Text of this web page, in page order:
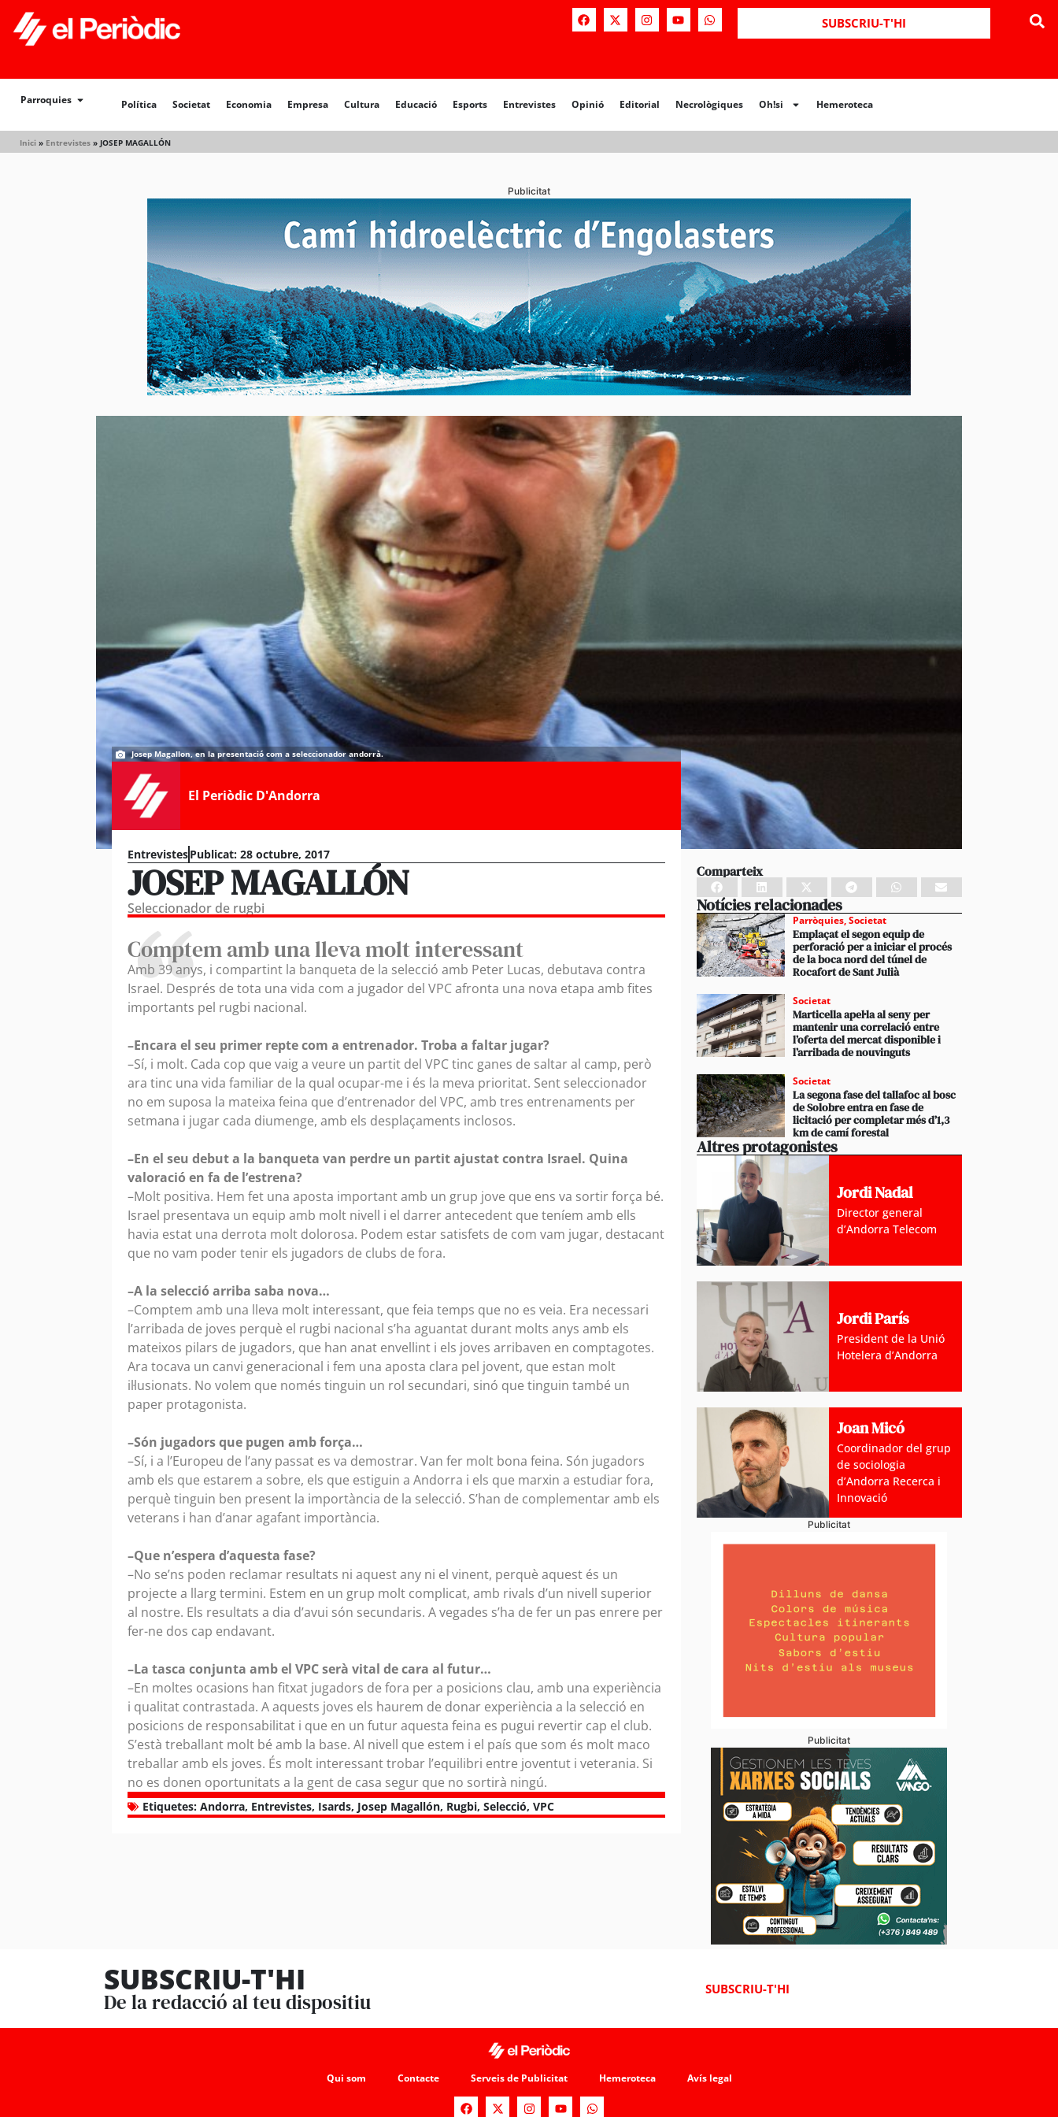
SUBSCRIU-T'HI
Parroquies Política Societat Economia Empresa Cultura Educació Esports Entrevistes Opinió Editorial Necrològiques Oh!si Hemeroteca
Inici » Entrevistes » JOSEP MAGALLÓN
Política Societat Opinió Editorial Necrològiques Hemeroteca
Publicitat
Josep Magallon, en la presentació com a seleccionador andorrà.
El Periòdic D'Andorra
EntrevistesPublicat: 28 octubre, 2017
JOSEP MAGALLÓN
Seleccionador de rugbi
Comptem amb una lleva molt interessant
Amb 39 anys, i compartint la banqueta de la selecció amb Peter Lucas, debutava contra
Israel. Després de tota una vida com a jugador del VPC afronta una nova etapa amb fites
importants pel rugbi nacional.
–Encara el seu primer repte com a entrenador. Troba a faltar jugar?
–Sí, i molt. Cada cop que vaig a veure un partit del VPC tinc ganes de saltar al camp, però
ara tinc una vida familiar de la qual ocupar-me i és la meva prioritat. Sent seleccionador
no em suposa la mateixa feina que d’entrenador del VPC, amb tres entrenaments per
setmana i jugar cada diumenge, amb els desplaçaments inclosos.
–En el seu debut a la banqueta van perdre un partit ajustat contra Israel. Quina
valoració en fa de l’estrena?
–Molt positiva. Hem fet una aposta important amb un grup jove que ens va sortir força bé.
Israel presentava un equip amb molt nivell i el darrer antecedent que teníem amb ells
havia estat una derrota molt dolorosa. Podem estar satisfets de com vam jugar, destacant
que no vam poder tenir els jugadors de clubs de fora.
–A la selecció arriba saba nova…
–Comptem amb una lleva molt interessant, que feia temps que no es veia. Era necessari
l’arribada de joves perquè el rugbi nacional s’ha aguantat durant molts anys amb els
mateixos pilars de jugadors, que han anat envellint i els joves arribaven en comptagotes.
Ara tocava un canvi generacional i fem una aposta clara pel jovent, que estan molt
il·lusionats. No volem que només tinguin un rol secundari, sinó que tinguin també un
paper protagonista.
–Són jugadors que pugen amb força…
–Sí, i a l’Europeu de l’any passat es va demostrar. Van fer molt bona feina. Són jugadors
amb els que estarem a sobre, els que estiguin a Andorra i els que marxin a estudiar fora,
perquè tinguin ben present la importància de la selecció. S’han de complementar amb els
veterans i han d’anar agafant importància.
–Que n’espera d’aquesta fase?
–No se’ns poden reclamar resultats ni aquest any ni el vinent, perquè aquest és un
projecte a llarg termini. Estem en un grup molt complicat, amb rivals d’un nivell superior
al nostre. Els resultats a dia d’avui són secundaris. A vegades s’ha de fer un pas enrere per
fer-ne dos cap endavant.
–La tasca conjunta amb el VPC serà vital de cara al futur…
–En moltes ocasions han fitxat jugadors de fora per a posicions clau, amb una experiència
i qualitat contrastada. A aquests joves els haurem de donar experiència a la selecció en
posicions de responsabilitat i que en un futur aquesta feina es pugui revertir cap el club.
S’està treballant molt bé amb la base. Al nivell que estem i el país que som és molt maco
treballar amb els joves. És molt interessant trobar l’equilibri entre joventut i veterania. Si
no es donen oportunitats a la gent de casa segur que no sortirà ningú.
Etiquetes: Andorra, Entrevistes, Isards, Josep Magallón, Rugbi, Selecció, VPC
Comparteix
Notícies relacionades
Parròquies,Societat
Emplaçat el segon equip de
perforació per a iniciar el procés
de la boca nord del túnel de
Rocafort de Sant Julià
Societat
Marticella apel·la al seny per
mantenir una correlació entre
l’oferta del mercat disponible i
l’arribada de nouvinguts
Societat
La segona fase del tallafoc al bosc
de Solobre entra en fase de
licitació per completar més d’1,3
km de camí forestal
Altres protagonistes
Jordi Nadal
Director general
d’Andorra Telecom
Jordi París
President de la Unió
Hotelera d’Andorra
Joan Micó
Coordinador del grup
de sociologia
d’Andorra Recerca i
Innovació
Publicitat
Publicitat
SUBSCRIU-T'HI
De la redacció al teu dispositiu
SUBSCRIU-T'HI
Qui som Contacte Serveis de Publicitat Hemeroteca Avís legal